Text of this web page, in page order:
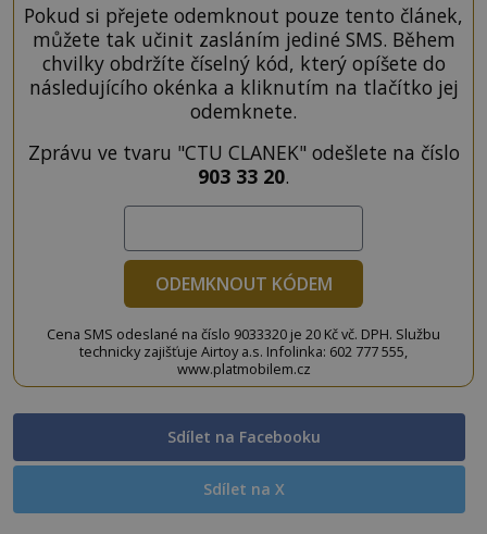
Pokud si přejete odemknout pouze tento článek,
můžete tak učinit zasláním jediné SMS. Během
chvilky obdržíte číselný kód, který opíšete do
následujícího okénka a kliknutím na tlačítko jej
odemknete.
Zprávu ve tvaru "CTU CLANEK" odešlete na číslo
903 33 20.
ODEMKNOUT KÓDEM
Cena SMS odeslané na číslo 9033320 je 20 Kč vč. DPH. Službu
technicky zajišťuje Airtoy a.s. Infolinka: 602 777 555,
www.platmobilem.cz
Sdílet na Facebooku
Sdílet na X